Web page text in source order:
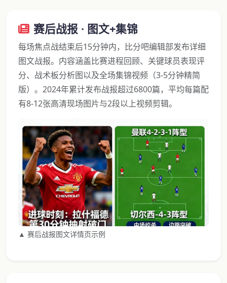
赛后战报 · 图文+集锦
每场焦点战结束后15分钟内，比分吧编辑部发布详细
图文战报。内容涵盖比赛进程回顾、关键球员表现评
分、战术板分析图以及全场集锦视频（3-5分钟精简
版）。2024年累计发布战报超过6800篇，平均每篇配
有8-12张高清现场图片与2段以上视频剪辑。
▲ 赛后战报图文详情页示例